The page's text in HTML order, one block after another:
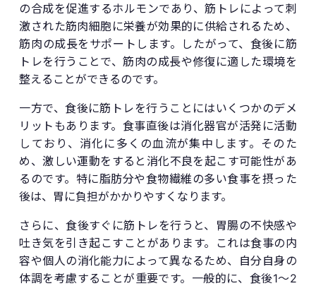
の合成を促進するホルモンであり、筋トレによって刺
激された筋肉細胞に栄養が効果的に供給されるため、
筋肉の成長をサポートします。したがって、食後に筋
トレを行うことで、筋肉の成長や修復に適した環境を
整えることができるのです。
一方で、食後に筋トレを行うことにはいくつかのデメ
リットもあります。食事直後は消化器官が活発に活動
しており、消化に多くの血流が集中します。そのた
め、激しい運動をすると消化不良を起こす可能性があ
るのです。特に脂肪分や食物繊維の多い食事を摂った
後は、胃に負担がかかりやすくなります。
さらに、食後すぐに筋トレを行うと、胃腸の不快感や
吐き気を引き起こすことがあります。これは食事の内
容や個人の消化能力によって異なるため、自分自身の
体調を考慮することが重要です。一般的に、食後1〜2